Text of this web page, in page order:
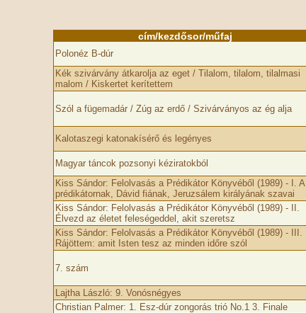
cím/kezdősor/műfaj
Polonéz B-dúr
Kék szivárvány átkarolja az eget / Tilalom, tilalom, tilalmasi
malom / Kiskertet kerítettem
Szól a fügemadár / Zúg az erdő / Szivárványos az ég alja
Kalotaszegi katonakísérő és legényes
Magyar táncok pozsonyi kéziratokból
Kiss Sándor: Felolvasás a Prédikátor Könyvéből (1989) - I. A
prédikátornak, Dávid fiának, Jeruzsálem királyának szavai
Kiss Sándor: Felolvasás a Prédikátor Könyvéből (1989) - II.
Élvezd az életet feleségeddel, akit szeretsz
Kiss Sándor: Felolvasás a Prédikátor Könyvéből (1989) - III.
Rájöttem: amit Isten tesz az minden időre szól
7. szám
Lajtha László: 9. Vonósnégyes
Christian Palmer: 1. Esz-dúr zongorás trió No.1 3. Finale